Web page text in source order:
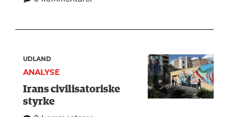
UDLAND
ANALYSE
Irans civilisatoriske
styrke